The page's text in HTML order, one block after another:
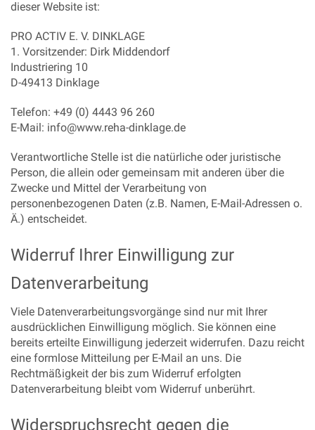
dieser Website ist:
PRO ACTIV E. V. DINKLAGE
1. Vorsitzender: Dirk Middendorf
Industriering 10
D-49413 Dinklage
Telefon: +49 (0) 4443 96 260
E-Mail: info@www.reha-dinklage.de
Verantwortliche Stelle ist die natürliche oder juristische
Person, die allein oder gemeinsam mit anderen über die
Zwecke und Mittel der Verarbeitung von
personenbezogenen Daten (z.B. Namen, E-Mail-Adressen o.
Ä.) entscheidet.
Widerruf Ihrer Einwilligung zur
Datenverarbeitung
Viele Datenverarbeitungsvorgänge sind nur mit Ihrer
ausdrücklichen Einwilligung möglich. Sie können eine
bereits erteilte Einwilligung jederzeit widerrufen. Dazu reicht
eine formlose Mitteilung per E-Mail an uns. Die
Rechtmäßigkeit der bis zum Widerruf erfolgten
Datenverarbeitung bleibt vom Widerruf unberührt.
Widerspruchsrecht gegen die